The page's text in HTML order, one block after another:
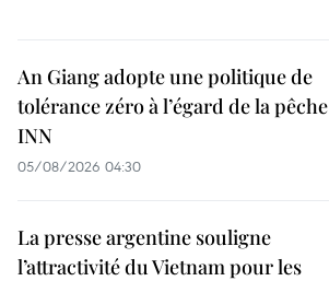
An Giang adopte une politique de
tolérance zéro à l’égard de la pêche
INN
05/08/2026 04:30
La presse argentine souligne
l’attractivité du Vietnam pour les